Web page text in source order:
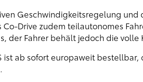
Geschwindigkeitsregelung
Co-Drive zudem teilautonomes
der Fahrer behält jedoch die volle
ist ab sofort europaweit